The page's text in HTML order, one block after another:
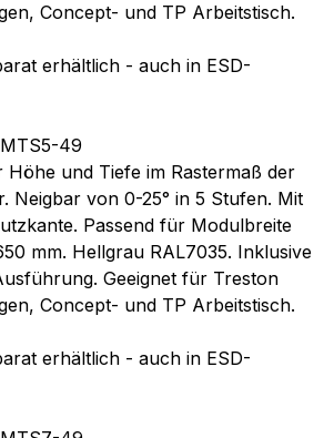
Concept- und TP Arbeitstisch.
erhältlich - auch in ESD-
49
Höhe und Tiefe im Rastermaß der
Neigbar von 0-25° in 5 Stufen. Mit
Passend für Modulbreite
mm. Hellgrau RAL7035. Inklusive
Geeignet für Treston
Concept- und TP Arbeitstisch.
erhältlich - auch in ESD-